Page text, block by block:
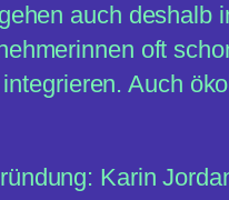
auch deshalb
oft
Auch
Karin